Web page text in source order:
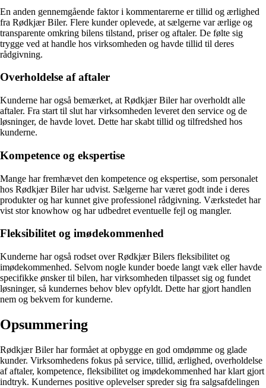
En anden gennemgående faktor i kommentarerne er tillid og ærlighed
fra Rødkjær Biler. Flere kunder oplevede, at sælgerne var ærlige og
transparente omkring bilens tilstand, priser og aftaler. De følte sig
trygge ved at handle hos virksomheden og havde tillid til deres
rådgivning.
Overholdelse af aftaler
Kunderne har også bemærket, at Rødkjær Biler har overholdt alle
aftaler. Fra start til slut har virksomheden leveret den service og de
løsninger, de havde lovet. Dette har skabt tillid og tilfredshed hos
kunderne.
Kompetence og ekspertise
Mange har fremhævet den kompetence og ekspertise, som personalet
hos Rødkjær Biler har udvist. Sælgerne har været godt inde i deres
produkter og har kunnet give professionel rådgivning. Værkstedet har
vist stor knowhow og har udbedret eventuelle fejl og mangler.
Fleksibilitet og imødekommenhed
Kunderne har også rodset over Rødkjær Bilers fleksibilitet og
imødekommenhed. Selvom nogle kunder boede langt væk eller havde
specifikke ønsker til bilen, har virksomheden tilpasset sig og fundet
løsninger, så kundernes behov blev opfyldt. Dette har gjort handlen
nem og bekvem for kunderne.
Opsummering
Rødkjær Biler har formået at opbygge en god omdømme og glade
kunder. Virksomhedens fokus på service, tillid, ærlighed, overholdelse
af aftaler, kompetence, fleksibilitet og imødekommenhed har klart gjort
indtryk. Kundernes positive oplevelser spreder sig fra salgsafdelingen